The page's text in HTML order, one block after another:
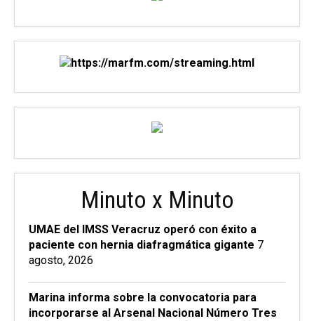
Minuto x Minuto
UMAE del IMSS Veracruz operó con éxito a
paciente con hernia diafragmática gigante 7
agosto, 2026
Marina informa sobre la convocatoria para
incorporarse al Arsenal Nacional Número Tres